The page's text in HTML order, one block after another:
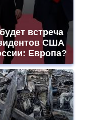
встреча
США
Европа?